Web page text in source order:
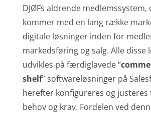
DJØFs aldrende medlemssystem,
kommer med en lang række
digitale løsninger inden for
markedsføring og salg. Alle disse
udvikles på færdiglavede “
shelf” softwareløsninger på
herefter konfigureres og justeres
behov og krav. Fordelen ved